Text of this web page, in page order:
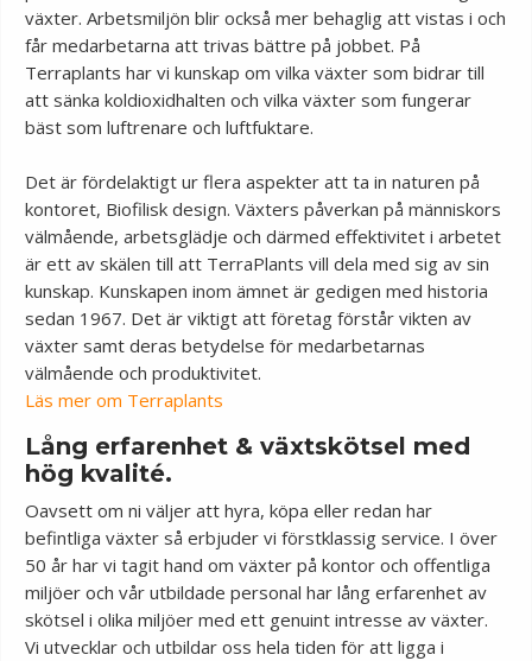
växter. Arbetsmiljön blir också mer behaglig att vistas i och
får medarbetarna att trivas bättre på jobbet. På
Terraplants har vi kunskap om vilka växter som bidrar till
att sänka koldioxidhalten och vilka växter som fungerar
bäst som luftrenare och luftfuktare.
Det är fördelaktigt ur flera aspekter att ta in naturen på
kontoret, Biofilisk design. Växters påverkan på människors
välmående, arbetsglädje och därmed effektivitet i arbetet
är ett av skälen till att TerraPlants vill dela med sig av sin
kunskap. Kunskapen inom ämnet är gedigen med historia
sedan 1967. Det är viktigt att företag förstår vikten av
växter samt deras betydelse för medarbetarnas
välmående och produktivitet.
Läs mer om Terraplants
Lång erfarenhet & växtskötsel med
hög kvalité.
Oavsett om ni väljer att hyra, köpa eller redan har
befintliga växter så erbjuder vi förstklassig service. I över
50 år har vi tagit hand om växter på kontor och offentliga
miljöer och vår utbildade personal har lång erfarenhet av
skötsel i olika miljöer med ett genuint intresse av växter.
Vi utvecklar och utbildar oss hela tiden för att ligga i